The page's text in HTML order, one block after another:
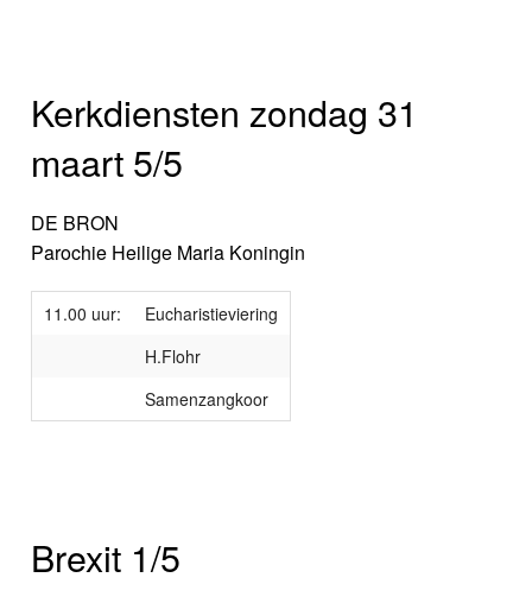
Kerkdiensten zondag 31
maart 5/5
DE BRON
Parochie Heilige Maria Koningin
11.00 uur:
Eucharistieviering
H.Flohr
Samenzangkoor
Brexit 1/5